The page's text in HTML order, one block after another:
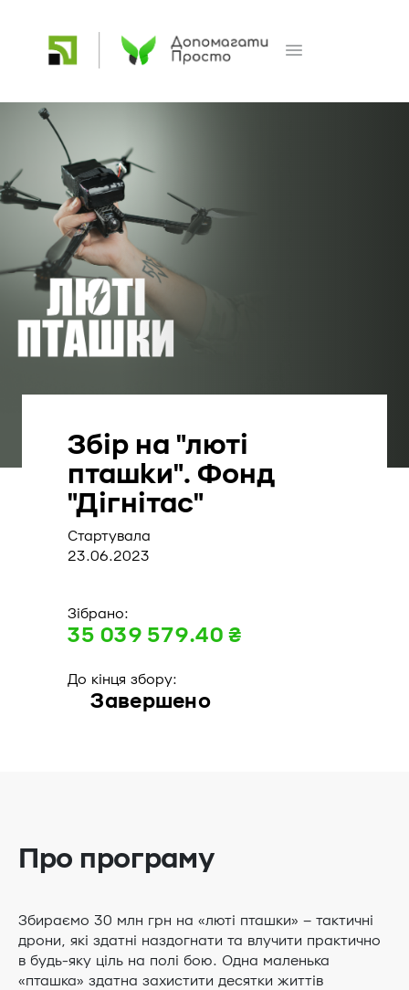
Збір на "люті
пташки". Фонд
"Дігнітас"
Стартувала
23.06.2023
Зібрано:
35 039 579.40 ₴
До кінця збору:
Завершено
Про програму
Збираємо 30 млн грн на «люті пташки» – тактичні
дрони, які здатні наздогнати та влучити практично
в будь-яку ціль на полі бою. Одна маленька
«пташка» здатна захистити десятки життів